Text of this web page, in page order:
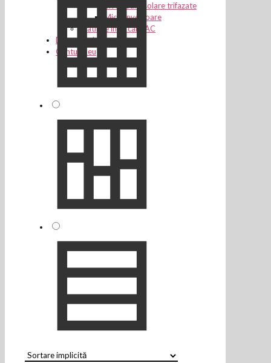
Invertoare solare trifazate
Microinvertoare
Statii de incarcare AC
Despre noi
Contul meu